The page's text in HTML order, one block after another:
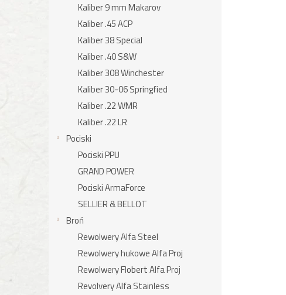
Kaliber 9 mm Makarov
Kaliber .45 ACP
Kaliber 38 Special
Kaliber .40 S&W
Kaliber 308 Winchester
Kaliber 30-06 Springfied
Kaliber .22 WMR
Kaliber .22 LR
Pociski
Pociski PPU
GRAND POWER
Pociski ArmaForce
SELLIER & BELLOT
Broń
Rewolwery Alfa Steel
Rewolwery hukowe Alfa Proj
Rewolwery Flobert Alfa Proj
Revolvery Alfa Stainless